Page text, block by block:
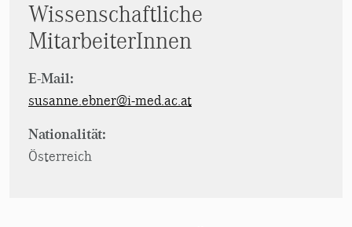
Wissenschaftliche
MitarbeiterInnen
E-Mail:
susanne.ebner@i-med.ac.at
Nationalität:
Österreich